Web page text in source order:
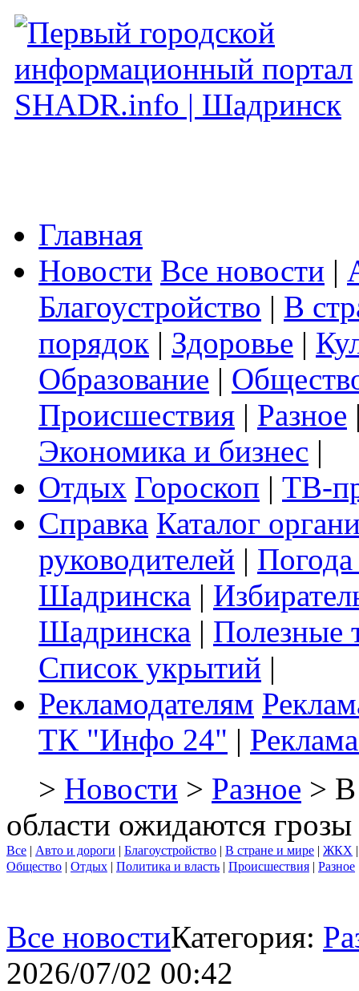
Главная
Новости Все новости |
Благоустройство | В
порядок | Здоровье |
Образование |
Происшествия | Разное
Экономика и бизнес |
Отдых Гороскоп | ТВ-
Справка Каталог
руководителей |
Шадринска |
Шадринска | Полезные
Список укрытий |
Рекламодателям
ТК "Инфо 24" |
> Новости > Разное >
области ожидаются грозы
Все | Авто и дороги | Благоустройство | В стране и мире | ЖКХ
Общество | Отдых | Политика и власть | Происшествия | Разное
Все новостиКатегория:
2026/07/02 00:42